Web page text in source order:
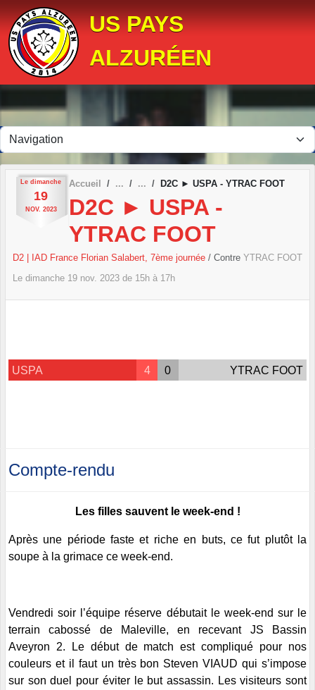
US PAYS
ALZURÉEN
Le dimanche
19
NOV. 2023
Accueil D2C ► USPA - YTRAC FOOT
D2C ► USPA -
YTRAC FOOT
D2 | IAD France Florian Salabert, 7ème journée / Contre YTRAC FOOT
Le dimanche 19 nov. 2023 de 15h à 17h
USPA 4 0 YTRAC FOOT
Compte-rendu
Les filles sauvent le week-end !
Après une période faste et riche en buts, ce fut plutôt la
soupe à la grimace ce week-end.
Vendredi soir l’équipe réserve débutait le week-end sur le
terrain cabossé de Maleville, en recevant JS Bassin
Aveyron 2. Le début de match est compliqué pour nos
couleurs et il faut un très bon Steven VIAUD qui s’impose
sur son duel pour éviter le but assassin. Les visiteurs sont
Panneau de gestion des cookies